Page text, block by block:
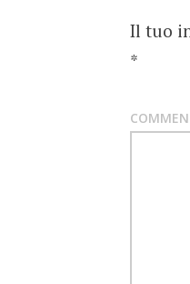
Il tuo
*